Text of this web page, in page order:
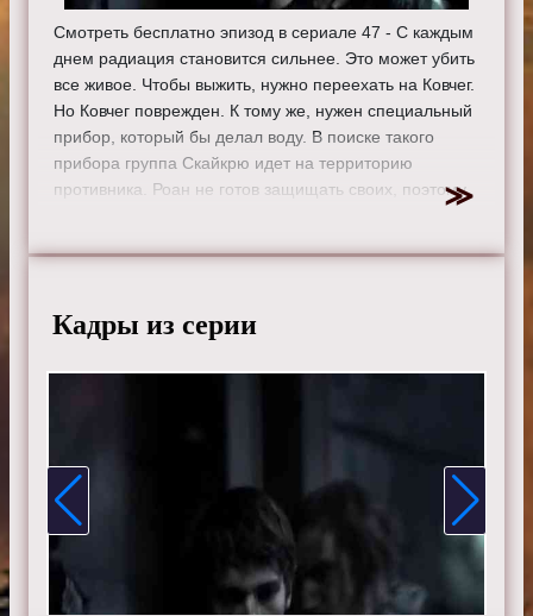
Смотреть бесплатно эпизод в сериале 47 - С каждым
днем радиация становится сильнее. Это может убить
все живое. Чтобы выжить, нужно переехать на Ковчег.
Но Ковчег поврежден. К тому же, нужен специальный
прибор, который бы делал воду. В поиске такого
прибора группа Скайкрю идет на территорию
противника. Роан не готов защищать своих, поэтому
Режиссер:Эд Фрэйман
Томас Макдонелл, Элай Гори, Мари Авгеропулос,
Келли Ху, Кристофер Ларкин, Девон Бостик, Исайя
Сотня
или телевизоре на сайте the-100tv.ru.
Кадры из серии